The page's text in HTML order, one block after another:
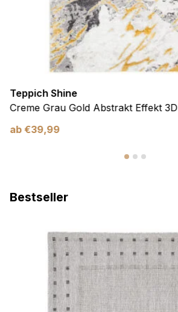
Teppich Shine
Creme Grau Gold Abstrakt Effekt 3D
ab €39,99
Bestseller